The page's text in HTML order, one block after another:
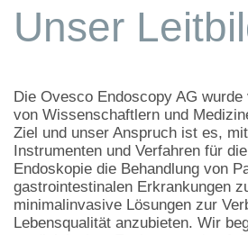
Unser
Die Ovesco Endoscopy AG
von Wissenschaftlern und
Ziel und unser Anspruch ist es,
Instrumenten und Verfahren für
Endoskopie die Behandlung von
gastrointestinalen Erkrankungen
minimalinvasive Lösungen zur
Lebensqualität anzubieten. Wir